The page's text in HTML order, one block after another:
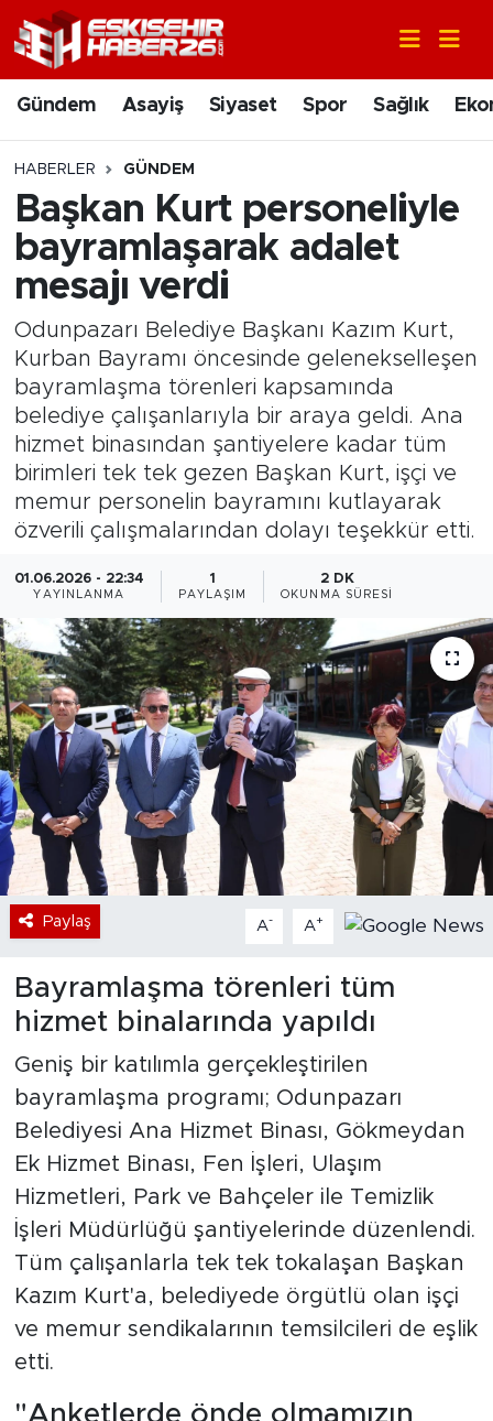
Gündem Asayiş Siyaset Spor Sağlık
HABERLER GÜNDEM
Başkan Kurt personeliyle
bayramlaşarak adalet
mesajı verdi
Odunpazarı Belediye Başkanı Kazım Kurt,
Kurban Bayramı öncesinde gelenekselleşen
bayramlaşma törenleri kapsamında
belediye çalışanlarıyla bir araya geldi. Ana
hizmet binasından şantiyelere kadar tüm
birimleri tek tek gezen Başkan Kurt, işçi ve
memur personelin bayramını kutlayarak
özverili çalışmalarından dolayı teşekkür etti.
01.06.2026 - 22:34
YAYINLANMA
1
PAYLAŞIM
2 DK
OKUNMA SÜRESI
Paylaş A- A+
Bayramlaşma törenleri tüm
hizmet binalarında yapıldı
Geniş bir katılımla gerçekleştirilen
bayramlaşma programı; Odunpazarı
Belediyesi Ana Hizmet Binası, Gökmeydan
Ek Hizmet Binası, Fen İşleri, Ulaşım
Hizmetleri, Park ve Bahçeler ile Temizlik
İşleri Müdürlüğü şantiyelerinde düzenlendi.
Tüm çalışanlarla tek tek tokalaşan Başkan
Kazım Kurt'a, belediyede örgütlü olan işçi
ve memur sendikalarının temsilcileri de eşlik
etti.
"Anketlerde önde olmamızın
Gündem
Asayiş
Siyaset
Spor
Sağlık
Ekonomi
Eğitim
Sanat
Bölge
Teknoloji
Magazin
Dünya
Sektör
Nöbetçi Eczaneler
Hava Durumu
Trafik Durumu
Süper Lig Puan Durumu ve Fikstür
Tüm Manşetler
Son Dakika Haberleri
Haber Arşivi